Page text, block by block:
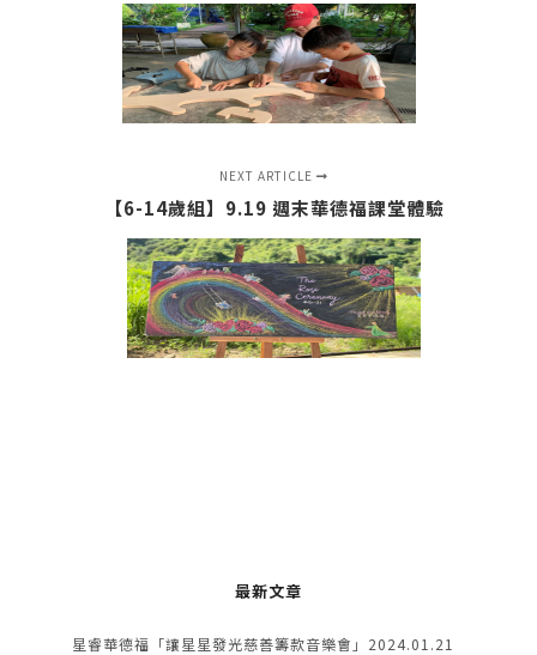
NEXT ARTICLE
【6-14歲組】9.19 週末華德福課堂體驗
最新文章
星睿華德福「讓星星發光慈善籌款音樂會」2024.01.21